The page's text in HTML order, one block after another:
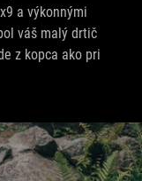
a výkonnými
váš malý drtič
z kopca ako pri